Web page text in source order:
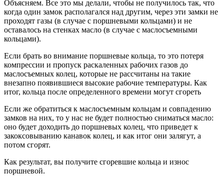
Объясняем. Все это мы делали, чтобы не получилось так, что
когда один замок располагался над другим, через эти замки не
проходят газы (в случае с поршневыми кольцами) и не
оставалось на стенках масло (в случае с маслосъемными
кольцами).
Если брать во внимание поршневые кольца, то это потеря
компрессии и пропуск раскаленных рабочих газов до
маслосъемных колец, которые не рассчитаны на такие
внезапно появившиеся высокие рабочие температуры. Как
итог, кольца после определенного времени могут сгореть
Если же обратиться к маслосъемным кольцам и совпадению
замков на них, то у нас не будет полностью сниматься масло:
оно будет доходить до поршневых колец, что приведет к
закоксовыванию канавок колец, и как итог они залягут, а
потом сгорят.
Как результат, вы получите сгоревшие кольца и износ
поршневой.